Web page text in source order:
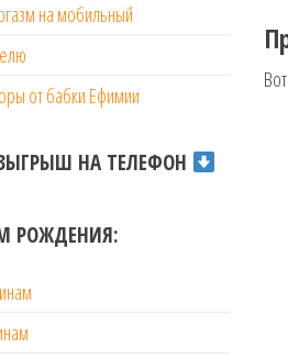
на мобильный
от бабки Ефимии
НА ТЕЛЕФОН
РОЖДЕНИЯ: